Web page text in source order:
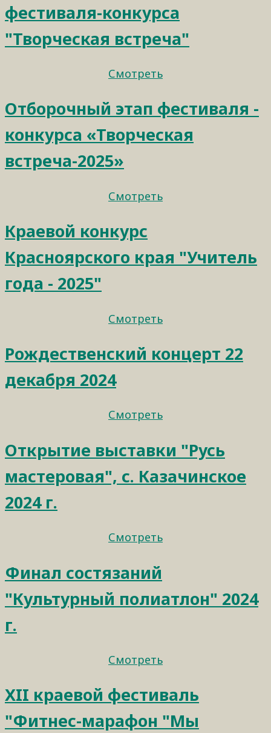
фестиваля-конкурса
"Творческая встреча"
Смотреть
Отборочный этап фестиваля -
конкурса «Творческая
встреча-2025»
Смотреть
Краевой конкурс
Красноярского края "Учитель
года - 2025"
Смотреть
Рождественский концерт 22
декабря 2024
Смотреть
Открытие выставки "Русь
мастеровая", с. Казачинское
2024 г.
Смотреть
Финал состязаний
"Культурный полиатлон" 2024
г.
Смотреть
XII краевой фестиваль
"Фитнес-марафон "Мы